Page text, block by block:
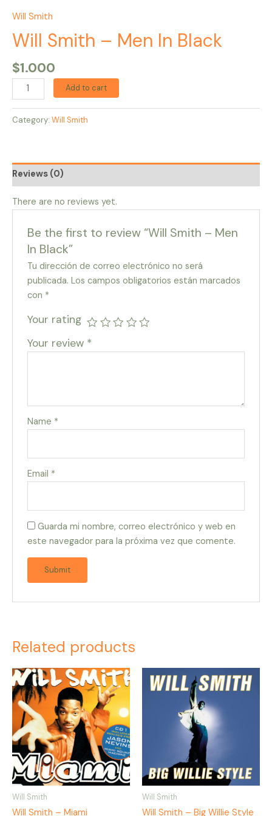
Will Smith
Will Smith – Men In Black
$1.000
Add to cart
Category: Will Smith
Reviews (0)
There are no reviews yet.
Be the first to review “Will Smith – Men
In Black”
Tu dirección de correo electrónico no será
publicada. Los campos obligatorios están marcados
con *
Your rating
Your review *
Name *
Email *
Guarda mi nombre, correo electrónico y web en
este navegador para la próxima vez que comente.
Related products
Will Smith
Will Smith – Miami
Will Smith
Will Smith – Big Willie Style